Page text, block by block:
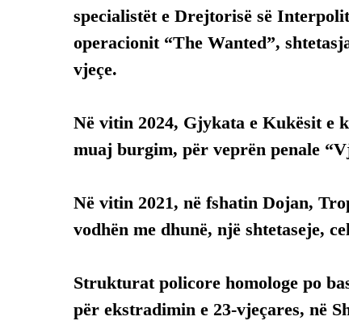
specialistët e Drejtorisë së
operacionit “The Wanted”,
vjeçe.
Në vitin 2024, Gjykata e Kukësit e
muaj burgim, për veprën penale
Në vitin 2021, në fshatin Dojan,
vodhën me dhunë, një shtetaseje,
Strukturat policore homologe po
për ekstradimin e 23-vjeçares, në